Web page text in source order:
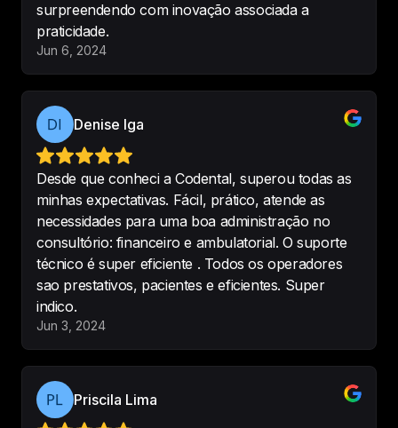
-Joyce Venancio •@dra.joycevenancio
muito intuito, organizado e
minimalista. TOTALMENTE
COMPLETO, pode fazer TUDO
dentro do aplicativo, desde
financeiro até acompanhamento
com os pacientes,
-Matheus Lena
O software tem tudo o que
maravilhoso, sempre que preciso
surpreendendo com inovação associada a
praticidade.
Jun 6, 2024
Denise Iga
Desde que conheci a Codental, superou todas as
minhas expectativas. Fácil, prático, atende as
necessidades para uma boa administração no
consultório: financeiro e ambulatorial. O suporte
técnico é super eficiente . Todos os operadores
sao prestativos, pacientes e eficientes. Super
indico.
Jun 3, 2024
Priscila Lima